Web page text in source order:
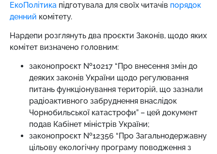
ЕкоПолітика підготувала для своїх читачів порядок
денний комітету.
Нардепи розглянуть два проєкти Законів, щодо яких
комітет визначено головним:
законопроєкт №10217 “Про внесення змін до
деяких законів України щодо регулювання
питань функціонування територій, що зазнали
радіоактивного забруднення внаслідок
Чорнобильської катастрофи” – цей документ
подав Кабінет міністрів України;
законопроєкт №12356 “Про Загальнодержавну
цільову екологічну програму поводження з